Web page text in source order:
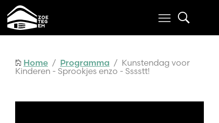
Home / Programma / Kunstendag voor
Kinderen - Sprookjes enzo - Sssstt!